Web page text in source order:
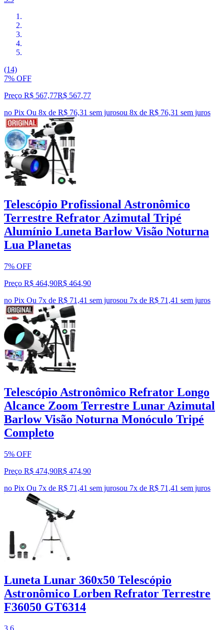
(14)
7% OFF
Preço R$ 567,77R$ 567,77
no Pix Ou 8x de R$ 76,31 sem jurosou 8x de R$ 76,31 sem juros
Telescópio Profissional Astronômico
Terrestre Refrator Azimutal Tripé
Alumínio Luneta Barlow Visão Noturna
Lua Planetas
7% OFF
Preço R$ 464,90R$ 464,90
no Pix Ou 7x de R$ 71,41 sem jurosou 7x de R$ 71,41 sem juros
Telescópio Astronômico Refrator Longo
Alcance Zoom Terrestre Lunar Azimutal
Barlow Visão Noturna Monóculo Tripé
Completo
5% OFF
Preço R$ 474,90R$ 474,90
no Pix Ou 7x de R$ 71,41 sem jurosou 7x de R$ 71,41 sem juros
Luneta Lunar 360x50 Telescópio
Astronômico Lorben Refrator Terrestre
F36050 GT6314
3.6